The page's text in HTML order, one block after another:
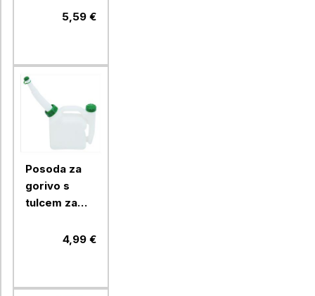
5,59 €
Posoda za
gorivo s
tulcem za
Ramda 2 l4,99 €